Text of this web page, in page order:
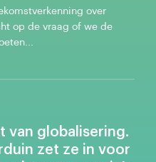
over
op de vraag of we de
van globalisering.
zet ze in voor